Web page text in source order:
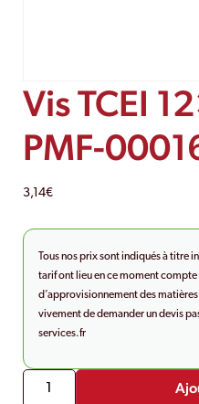
Vis TCEI
PMF-
3,14€
Tous nos prix sont indiqués à titre
tarif ont lieu en ce moment
d’approvisionnement des
vivement de demander un devis
services.fr